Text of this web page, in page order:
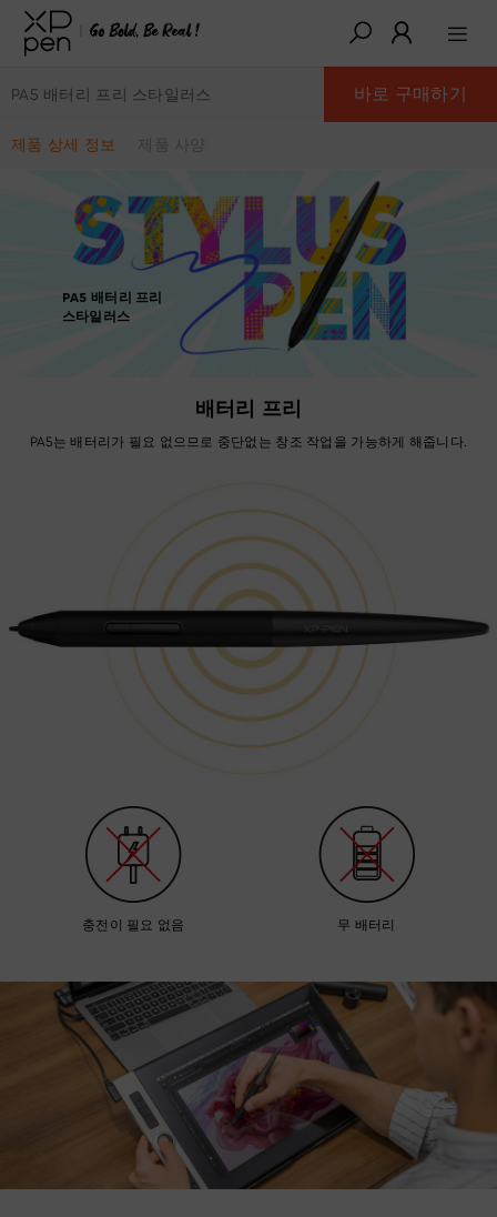
PA5 배터리 프리 스타일러스
제품 상세 정보 제품 사양
바로 구매하기
PA5 배터리 프리
스타일러스
배터리 프리
PA5는 배터리가 필요 없으므로 중단없는 창조 작업을 가능하게 해줍니다.
충전이 필요 없음 무 배터리